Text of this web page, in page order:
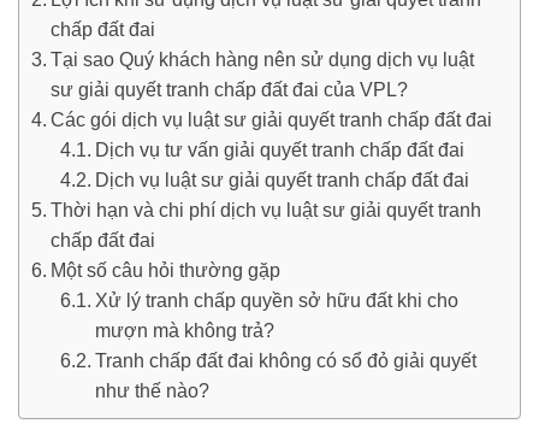
chấp đất đai
Tại sao Quý khách hàng nên sử dụng dịch vụ luật
sư giải quyết tranh chấp đất đai của VPL?
Các gói dịch vụ luật sư giải quyết tranh chấp đất đai
Dịch vụ tư vấn giải quyết tranh chấp đất đai
Dịch vụ luật sư giải quyết tranh chấp đất đai
Thời hạn và chi phí dịch vụ luật sư giải quyết tranh
chấp đất đai
Một số câu hỏi thường gặp
Xử lý tranh chấp quyền sở hữu đất khi cho
mượn mà không trả?
Tranh chấp đất đai không có sổ đỏ giải quyết
như thế nào?